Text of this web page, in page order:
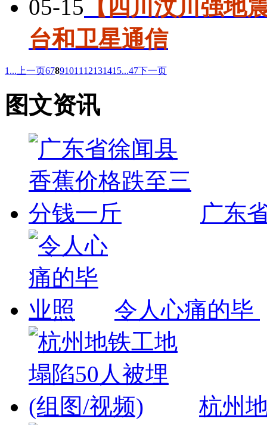
05-15 【四川汶川强地
台和卫星通信
1... 上一页67891011 12131415...47下一页
图文资讯
广东
令人心痛的毕
杭州